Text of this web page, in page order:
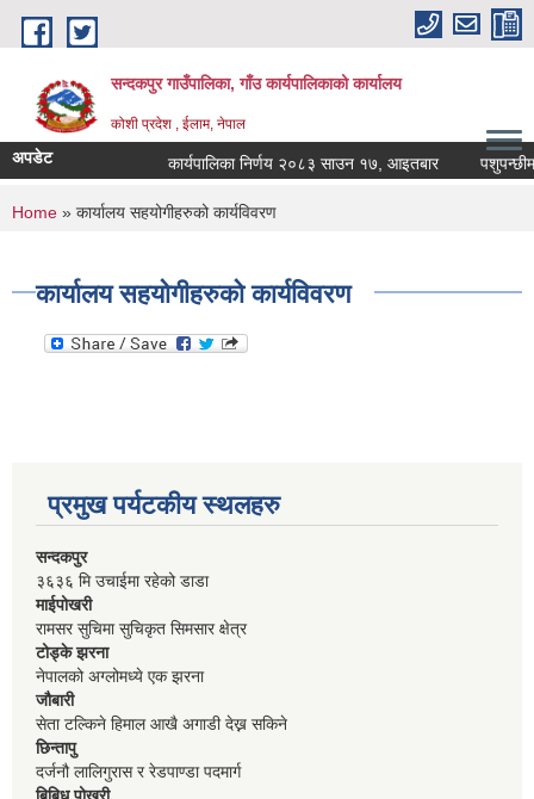
Skip to main content
सन्दकपुर गाउँपालिका, गाँउ कार्यपालिकाको कार्यालय
कोशी प्रदेश , ईलाम, नेपाल
अपडेट कार्यपालिका निर्णय २०८३ साउन १७, आइतबार पशुपन्छीमा
You are here
Home » कार्यालय सहयोगीहरुको कार्यविवरण
कार्यालय सहयोगीहरुको कार्यविवरण
प्रमुख पर्यटकीय स्थलहरु
सन्दकपुर
३६३६ मि उचाईमा रहेको डाडा
माईपोखरी
रामसर सुचिमा सुचिकृत सिमसार क्षेत्र
टोड्के झरना
नेपालको अग्लोमध्ये एक झरना
जौबारी
सेता टल्किने हिमाल आखै अगाडी देख्न सकिने
छिन्तापु
दर्जनौ लालिगुरास र रेडपाण्डा पदमार्ग